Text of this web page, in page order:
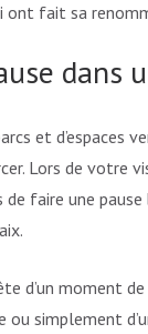
ont fait sa
dans
et d’espaces
Lors de votre
faire une pause
d’un moment de
simplement